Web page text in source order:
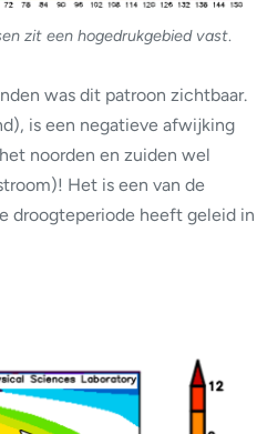
zit een hogedrukgebied vast.
was dit patroon zichtbaar.
is een negatieve afwijking
noorden en zuiden wel
Het is een van de
droogteperiode heeft geleid in